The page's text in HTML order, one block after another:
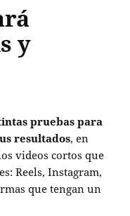
y
pruebas para
resultados, en
videos cortos que
Reels, Instagram,
que tengan un